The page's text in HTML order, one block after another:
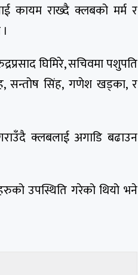
कायम राख्दै क्लबको मर्म र
घिमिरे, सचिवमा पशुपति
सन्तोष सिंह, गणेश खड्का, र
क्लबलाई अगाडि बढाउन
उपस्थिति गरेको थियो भने